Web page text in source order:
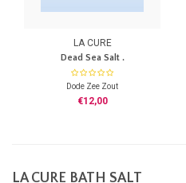
LA CURE
Dead Sea Salt .
Dode Zee Zout
La Cure Dode Zee zout om de
€12,00
LA CURE BATH SALT